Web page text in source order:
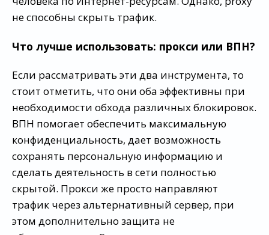
не способны скрыть трафик.
Что лучше использовать: прокси или ВПН?
Если рассматривать эти два инструмента, то
стоит отметить, что они оба эффективны при
необходимости обхода различных блокировок.
ВПН помогает обеспечить максимальную
конфиденциальность, дает возможность
сохранять персональную информацию и
сделать деятельность в сети полностью
скрытой. Прокси же просто направляют
трафик через альтернативный сервер, при
этом дополнительно защита не